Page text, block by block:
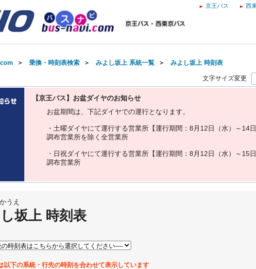
京王バス 西
＞ 乗換・時刻表検索 ＞ みよし坂上 系統一覧 ＞ みよし坂上 時刻表
文字サイズ変更
【京王バス】お盆ダイヤのお知らせ
お盆期間は 下記ダイヤでの運行と な り ます。
・ 土曜ダイヤにて運行する営業所 【運行期間 ： 8 月 1 2日 （水） ～ 14日
調布営業所を除 く 全営業所
・ 日祝ダイヤにて運行する営業所 【運行期間 ： 8 月 1 2日 （水） ～ 15日
調布営業所
うえ
坂上 時刻表
以下の系統・行先の時刻を合わせて表示しています